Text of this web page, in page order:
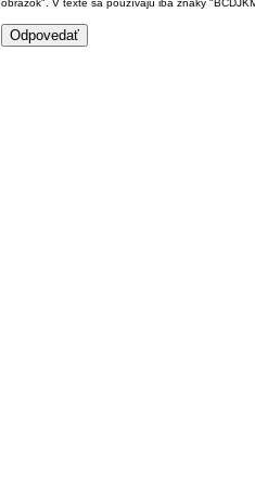
obrázok". V texte sa používajú iba znaky